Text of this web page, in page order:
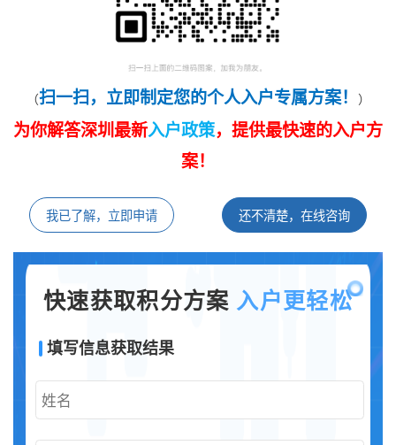
（扫一扫，立即制定您的个人入户专属方案！ ）
为你解答深圳最新入户政策，提供最快速的入户方
案！
我已了解，立即申请 还不清楚，在线咨询
快速获取积分方案 入户更轻松
填写信息获取结果